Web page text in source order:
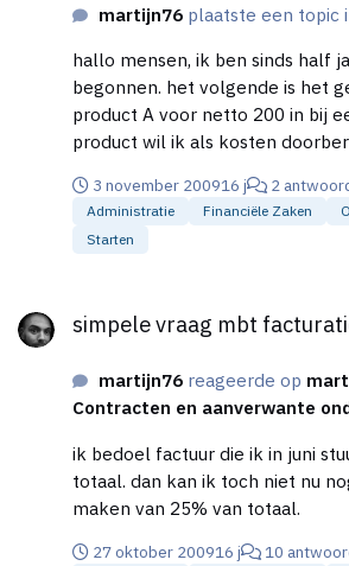
martijn76 plaatste een topic
hallo mensen, ik ben sinds half jaartje voor mezelf
begonnen. het volgende is het geval. ik huur een
product A voor netto 200 in bij
product wil ik als kosten
incl btw dus 238,- of 238,- en dan bij totaal daar nog
eens 19% bij optellen? ik wil op product A geen
winst maken maar puur goed factureren
3 november 200916 j 2
Administratie Financiële Zaken
Starten
simpele vraag mbt
martijn76 reageerde op
Contracten en aanverwante
ik bedoel factuur die ik in juni
totaal. dan kan ik toch niet nu
maken van 25% van totaal.
27 oktober 200916 j 10